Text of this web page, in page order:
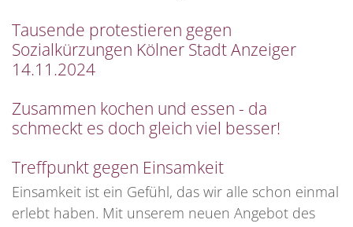
Tausende protestieren gegen
Sozialkürzungen Kölner Stadt Anzeiger
14.11.2024
Zusammen kochen und essen - da
schmeckt es doch gleich viel besser!
Treffpunkt gegen Einsamkeit
Einsamkeit ist ein Gefühl, das wir alle schon einmal
erlebt haben. Mit unserem neuen Angebot des